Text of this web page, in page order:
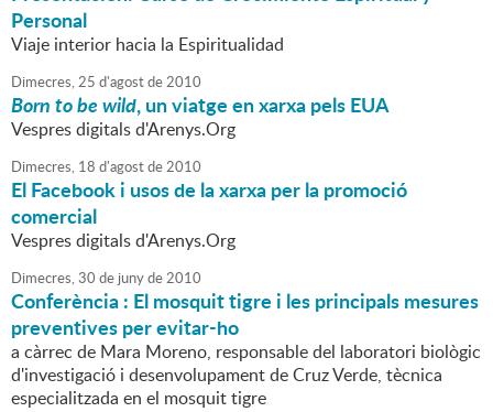
Personal
Viaje interior hacia la Espiritualidad
Dimecres,25 d'agostde2010
Born to be wild, un viatge en xarxa pels EUA
Vespres digitals d'Arenys.Org
Dimecres, 18 d'agostde2010
El Facebook i usos de la xarxa per la promoció
comercial
Vespres digitals d'Arenys.Org
Dimecres,30 de junyde2010
Conferència : El mosquit tigre i les principals mesures
preventives per evitar-ho
a càrrec de Mara Moreno, responsable del laboratori biològic
d'investigació i desenvolupament de Cruz Verde, tècnica
especialitzada en el mosquit tigre